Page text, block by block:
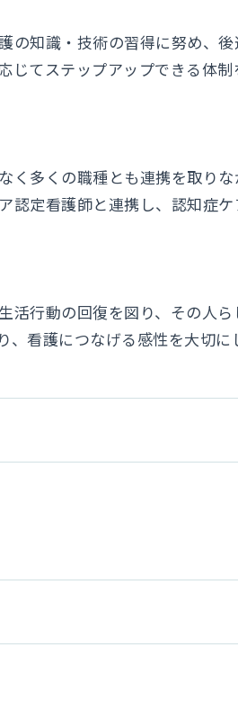
の知識・技術の習得に努め、
てステップアップできる体制
く多くの職種とも連携を取り
定看護師と連携し、認知症ケ
活行動の回復を図り、その人
看護につなげる感性を大切に